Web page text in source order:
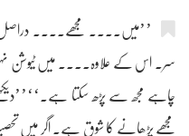
’’میں.... مجھے.... دراصل
سر۔ اس کے علاوہ.... میں ٹیوشن
چاہے مجھ سے پڑھ سکتا
مجھے پڑھانے کا شوق ہے۔ اگر میں